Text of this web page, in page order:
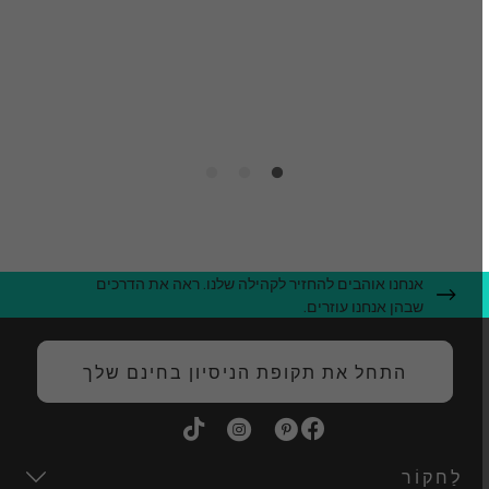
אנחנו אוהבים להחזיר לקהילה שלנו. ראה את הדרכים
שבהן אנחנו עוזרים.
התחל את תקופת הניסיון בחינם שלך
לַחקוֹר